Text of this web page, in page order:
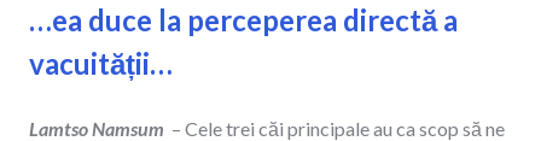
…ea duce la perceperea directă a
vacuității…
Lamtso Namsum – Cele trei căi principale au ca scop să ne